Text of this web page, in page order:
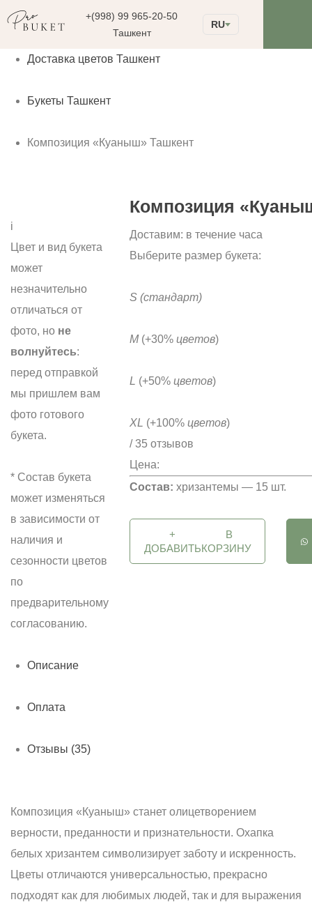
+(998) 99 965-20-50
Ташкент
RU
Доставка цветов Ташкент
Букеты Ташкент
Композиция «Куаныш» Ташкент
i
Цвет и вид букета
может
незначительно
отличаться от
фото, но не
волнуйтесь:
перед отправкой
мы пришлем вам
фото готового
букета.
* Состав букета
может изменяться
в зависимости от
наличия и
сезонности цветов
по
предварительному
согласованию.
Композиция
Доставим: в течение часа
Выберите размер букета:
S (стандарт)
M(+30% цветов)
L (+50% цветов)
XL (+100% цветов)
/ 35 отзывов
Цена:
Состав: хризантемы — 15 шт.
+
ДОБАВИТЬ
В
КОРЗИНУ
Описание
Оплата
Отзывы (35)
Композиция «Куаныш» станет олицетворением
верности, преданности и признательности. Охапка
белых хризантем символизирует заботу и искренность.
Цветы отличаются универсальностью, прекрасно
подходят как для любимых людей, так и для выражения